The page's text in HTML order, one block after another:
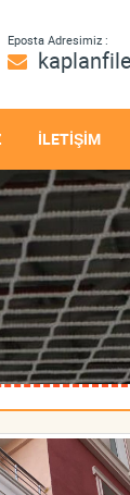
Eposta Adresimiz :
İLETİŞİM